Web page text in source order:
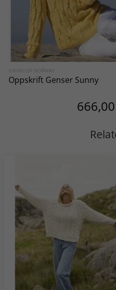
VIKING OF NORWAY
Oppskrift Genser Sunny
666,00